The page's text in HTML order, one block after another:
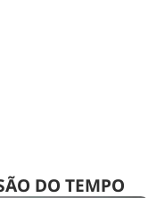
DO TEMPO